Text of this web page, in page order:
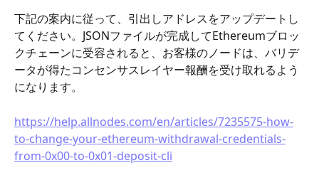
下記の案内に従って、引出しアドレスをアップデートし
てください。JSONファイルが完成してEthereumブロッ
クチェーンに受容されると、お客様のノードは、バリデ
ータが得たコンセンサスレイヤー報酬を受け取れるよう
になります。
https://help.allnodes.com/en/articles/7235575-how-
to-change-your-ethereum-withdrawal-credentials-
from-0x00-to-0x01-deposit-cli